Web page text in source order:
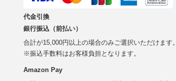
代金引換
銀行振込（前払い）
合計が15,000円以上の場合のみご選択いただけます。
※振込手数料はお客様負担となります。
Amazon Pay